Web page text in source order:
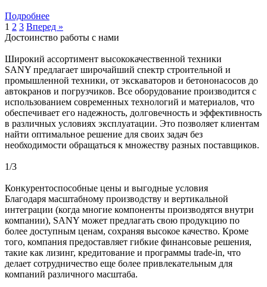
Подробнее
1 2 3 Вперед »
Достоинство работы с нами
Широкий ассортимент высококачественной техники
SANY предлагает широчайший спектр строительной и
промышленной техники, от экскаваторов и бетононасосов до
автокранов и погрузчиков. Все оборудование производится с
использованием современных технологий и материалов, что
обеспечивает его надежность, долговечность и эффективность
в различных условиях эксплуатации. Это позволяет клиентам
найти оптимальное решение для своих задач без
необходимости обращаться к множеству разных поставщиков.
1/3
Конкурентоспособные цены и выгодные условия
Благодаря масштабному производству и вертикальной
интеграции (когда многие компоненты производятся внутри
компании), SANY может предлагать свою продукцию по
более доступным ценам, сохраняя высокое качество. Кроме
того, компания предоставляет гибкие финансовые решения,
такие как лизинг, кредитование и программы trade-in, что
делает сотрудничество еще более привлекательным для
компаний различного масштаба.